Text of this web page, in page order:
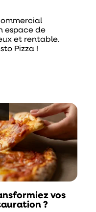
espace de
et rentable.
Pizza !
vos
?